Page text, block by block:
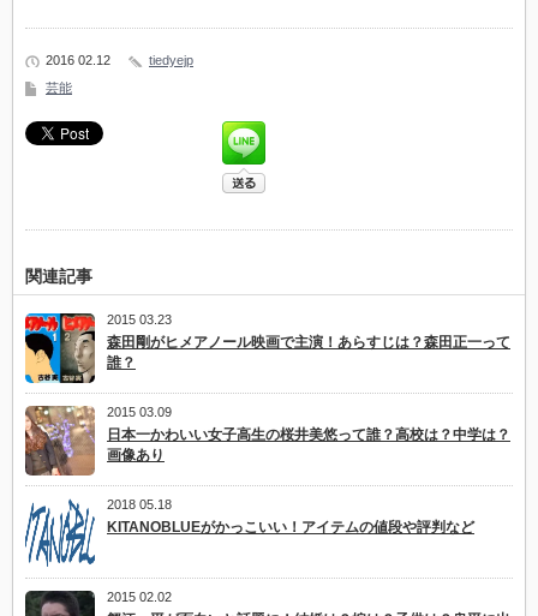
2016 02.12
tiedyejp
芸能
関連記事
2015 03.23
森田剛がヒメアノール映画で主演！あらすじは？森田正一って
誰？
2015 03.09
日本一かわいい女子高生の桜井美悠って誰？高校は？中学は？
画像あり
2018 05.18
KITANOBLUEがかっこいい！アイテムの値段や評判など
2015 02.02